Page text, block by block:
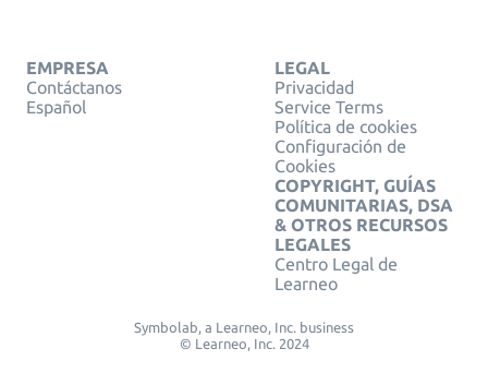
EMPRESA
Contáctanos
Español
LEGAL
Privacidad
Service Terms
Política de cookies
Configuración de
Cookies
COPYRIGHT, GUÍAS
COMUNITARIAS, DSA
& OTROS RECURSOS
LEGALES
Centro Legal de
Learneo
Symbolab, a Learneo, Inc. business
© Learneo, Inc. 2024